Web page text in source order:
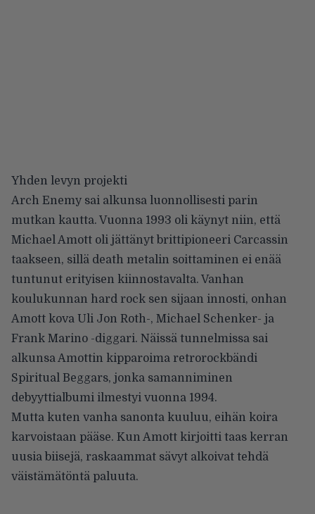
Yhden levyn projekti
Arch Enemy sai alkunsa luonnollisesti parin
mutkan kautta. Vuonna 1993 oli käynyt niin, että
Michael Amott oli jättänyt brittipioneeri Carcassin
taakseen, sillä death metalin soittaminen ei enää
tuntunut erityisen kiinnostavalta. Vanhan
koulukunnan hard rock sen sijaan innosti, onhan
Amott kova Uli Jon Roth-, Michael Schenker- ja
Frank Marino -diggari. Näissä tunnelmissa sai
alkunsa Amottin kipparoima retrorockbändi
Spiritual Beggars, jonka samanniminen
debyyttialbumi ilmestyi vuonna 1994.
Mutta kuten vanha sanonta kuuluu, eihän koira
karvoistaan pääse. Kun Amott kirjoitti taas kerran
uusia biisejä, raskaammat sävyt alkoivat tehdä
väistämätöntä paluuta.